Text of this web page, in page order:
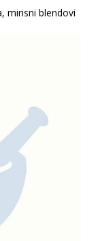
mirisni blendovi